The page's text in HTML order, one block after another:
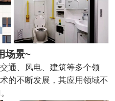
场景~
通、风电、建筑等多个领
的不断发展，其应用领域不